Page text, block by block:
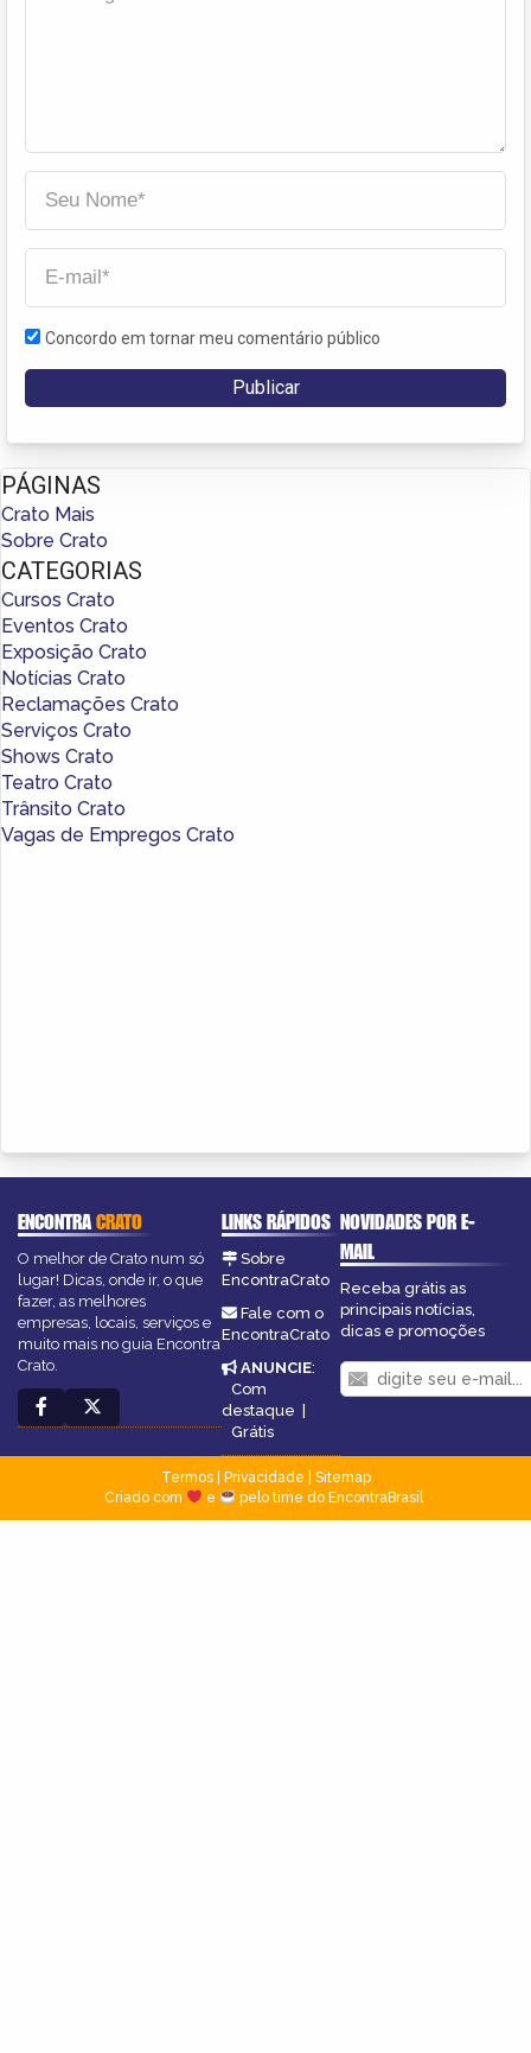
Concordo em tornar meu comentário público
PÁGINAS
Crato Mais
Sobre Crato
CATEGORIAS
Cursos Crato
Eventos Crato
Exposição Crato
Notícias Crato
Reclamações Crato
Serviços Crato
Shows Crato
Teatro Crato
Trânsito Crato
Vagas de Empregos Crato
ENCONTRACRATO
O melhor de Crato num só
lugar! Dicas, onde ir, o que
fazer, as melhores
empresas, locais, serviços e
muito mais no guia Encontra
Crato.
LINKS RÁPIDOS
Sobre
EncontraCrato
Fale com o
EncontraCrato
ANUNCIE:
Com
destaque
Grátis
NOVIDADES POR E-
MAIL
Receba grátis as
principais notícias,
dicas e promoções
Termos| Privacidade
Sitemap
Criado com
e pelo time do EncontraBrasil